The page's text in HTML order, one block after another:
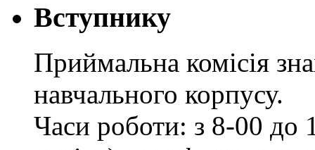
Вступнику
Приймальна комісія
навчального корпусу.
Часи роботи: з 8-00 до